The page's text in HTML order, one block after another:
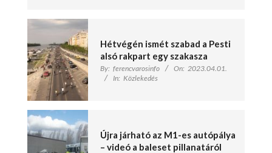
Hétvégén ismét szabad a Pesti
alsó rakpart egy szakasza
By: ferencvarosinfo On: 2023.04.01.
In: Közlekedés
Újra járható az M1-es autópálya
– videó a baleset pillanatáról